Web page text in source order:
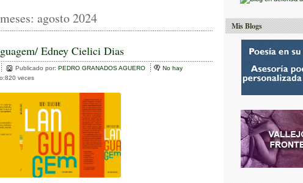
agosto 2024
Edney Cielici Dias
Publicado por: PEDRO GRANADOS AGUERO
No hay
veces
Mis Blogs